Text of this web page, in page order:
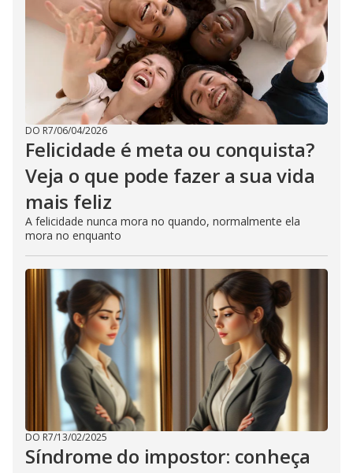
DO R7/06/04/2026
Felicidade é meta ou conquista?
Veja o que pode fazer a sua vida
mais feliz
A felicidade nunca mora no quando, normalmente ela
mora no enquanto
DO R7/13/02/2025
Síndrome do impostor: conheça